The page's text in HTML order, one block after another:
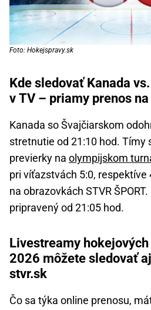
Foto: Hokejspravy.sk
Kde sledovať Kanada
v TV – priamy prenos na
Kanada so Švajčiarskom
stretnutie od 21:10 hod. Tímy
previerky na olympijskom
pri víťazstvách 5:0, respektíve
na obrazovkách STVR
pripravený od 21:05 hod.
Livestreamy hokejových
2026 môžete sledovať
stvr.sk
Čo sa týka online prenosu,